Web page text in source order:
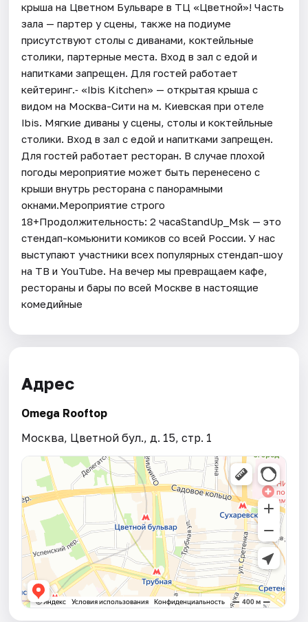
крыша на Цветном Бульваре в ТЦ «Цветной»! Часть
зала — партер у сцены, также на подиуме
присутствуют столы с диванами, коктейльные
столики, партерные места. Вход в зал с едой и
напитками запрещен. Для гостей работает
кейтеринг.⁃ «Ibis Kitchen» — открытая крыша с
видом на Москва-Сити на м. Киевская при отеле
Ibis. Мягкие диваны у сцены, столы и коктейльные
столики. Вход в зал с едой и напитками запрещен.
Для гостей работает ресторан. В случае плохой
погоды мероприятие может быть перенесено с
крыши внутрь ресторана с панорамными
окнами.Мероприятие строго
18+Продолжительность: 2 часаStandUp_Msk — это
стендап-комьюнити комиков со всей России. У нас
выступают участники всех популярных стендап-шоу
на ТВ и YouTube. На вечер мы превращаем кафе,
рестораны и бары по всей Москве в настоящие
комедийные
Адрес
Omega Rooftop
Москва, Цветной бул., д. 15, стр. 1